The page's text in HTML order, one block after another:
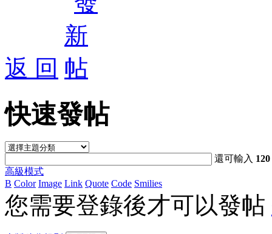
返 回
快速發帖
還可輸入 120
高級模式
B Color Image Link Quote Code Smilies
您需要登錄後才可以發帖